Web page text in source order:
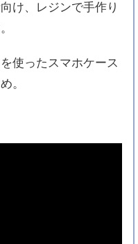
け、レジンで手作り
使ったスマホケース
。